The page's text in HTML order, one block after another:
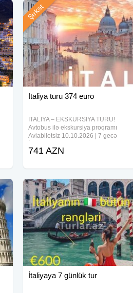
Italiya turu 374 euro
İTALİYA – EKSKURSİYA TURU!
Avtobus ilə ekskursiya proqramı
Aviabiletsiz 10.10.2026 | 7 gecə
möhtəşəm atmosferini bir turda kəşf
Pompey) –
Şirkət
741 AZN
İtaliyaya 7 günlük tur